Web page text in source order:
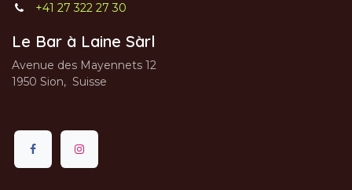
+41 27 322 27 30
Le Bar à Laine Sàrl
Avenue des Mayennets 12
1950 Sion, Suisse